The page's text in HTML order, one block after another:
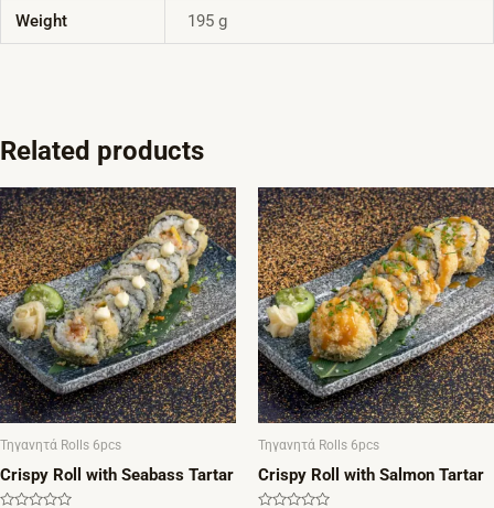
Weight 195 g
Related products
Τηγανητά Rolls 6pcs
Crispy Roll with Seabass Tartar
Τηγανητά Rolls 6pcs
Crispy Roll with Salmon Tartar